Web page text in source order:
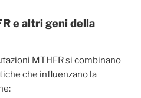
e altri geni della
MTHFR si combinano
che influenzano la